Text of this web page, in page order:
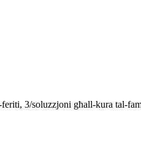
3/soluzzjoni għall-kura tal-